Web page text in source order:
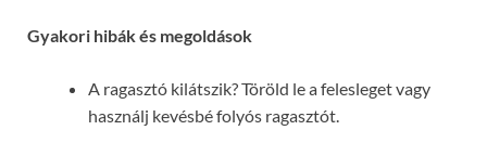
Gyakori hibák és megoldások
A ragasztó kilátszik? Töröld le a felesleget vagy
használj kevésbé folyós ragasztót.